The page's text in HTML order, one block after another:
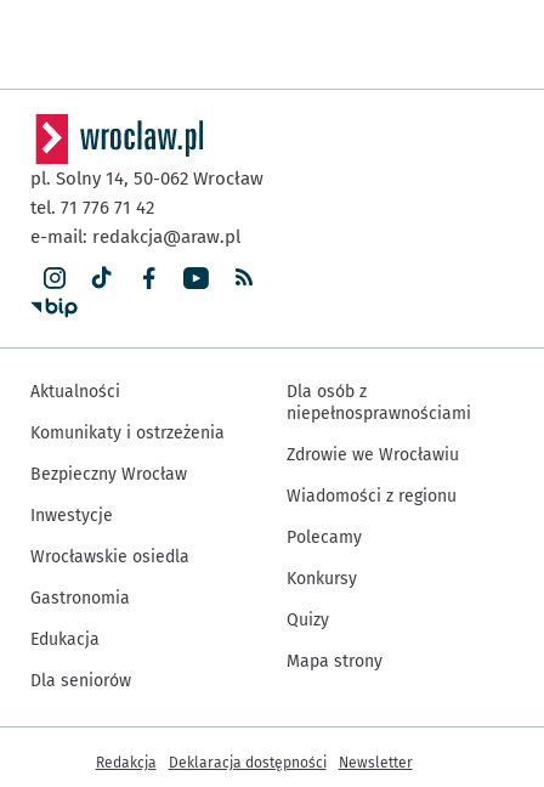
pl. Solny 14, 50-062 Wrocław
tel. 71 776 71 42
e-mail: redakcja@araw.pl
Aktualności
Komunikaty i ostrzeżenia
Bezpieczny Wrocław
Inwestycje
Wrocławskie osiedla
Gastronomia
Edukacja
Dla seniorów
Dla osób z
niepełnosprawnościami
Zdrowie we Wrocławiu
Wiadomości z regionu
Polecamy
Konkursy
Quizy
Mapa strony
Inne informacje
Redakcja Deklaracja dostępności Newsletter